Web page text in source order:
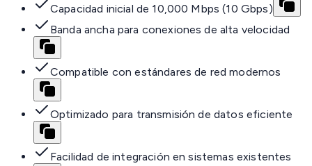
Capacidad inicial de 10,000 Mbps (10 Gbps)
Banda ancha para conexiones de alta velocidad
Compatible con estándares de red modernos
Optimizado para transmisión de datos eficiente
Facilidad de integración en sistemas existentes